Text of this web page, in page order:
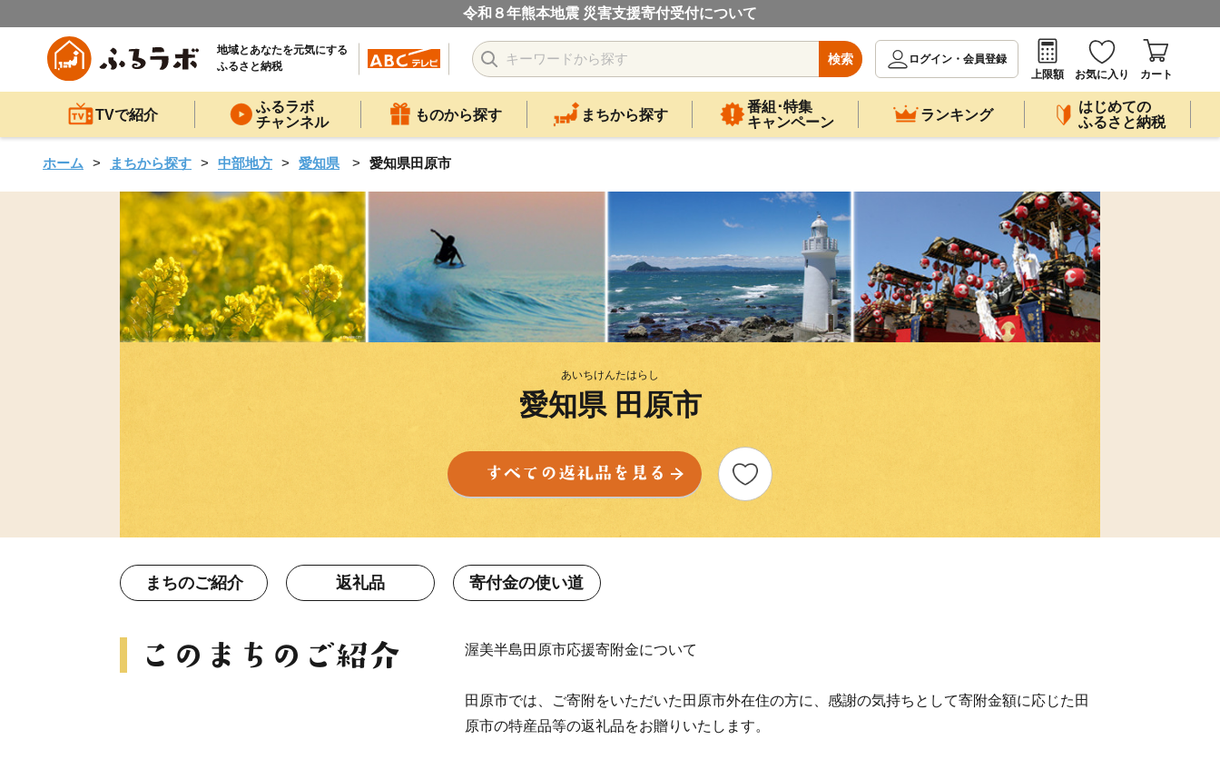
令和８年熊本地震 災害支援寄付受付について
地域とあなたを元気にする
ふるさと納税
検索
ログイン・会員登録
上限額
お気に入り カート
TVで紹介
ふるラボ
チャンネル
ものから探す まちから探す
番組･特集
キャンペーン
ランキング
はじめての
ふるさと納税
ホーム まちから探す 中部地方 愛知県 愛知県田原市
あいちけんたはらし
愛知県 田原市
まちのご紹介 返礼品 寄付金の使い道
渥美半島田原市応援寄附金について
田原市では、ご寄附をいただいた田原市外在住の方に、感謝の気持ちとして寄附金額に応じた田
原市の特産品等の返礼品をお贈りいたします。